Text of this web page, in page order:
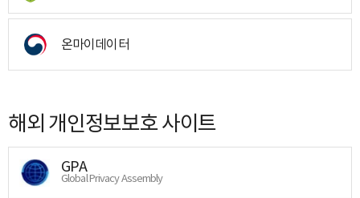
온마이데이터
해외 개인정보보호 사이트
GPA
Global Privacy Assembly